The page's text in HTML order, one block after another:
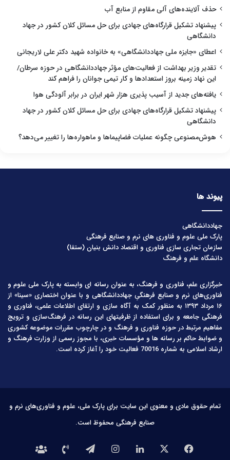
حذف آلاینده‌های آلی مقاوم از منابع آب
پیشنهاد تشکیل قرارگاه‌های جهادی برای حل مسائل کلان کشور در جهاد
دانشگاهی
اعطای «جایزه ملی جهاددانشگاهی» به خانواده شهید دکتر علی لاریجانی
تقدیر وزیر بهداشت از فعالیت‌های مؤثر جهاددانشگاهی در حوزه سرطان/
این نهاد زمینه بروز استعدادها و کار تیمی جوانان را فراهم کند
یافته‌های جدید از آسیب پذیری هزار شهر ایران در برابر آلودگی هوا
پیشنهاد تشکیل قرارگاه‌های جهادی برای حل مسائل کلان کشور در جهاد
دانشگاهی
هوش‌مصنوعی چگونه عملیات فضاپیماها و ماهواره‌ها را تغییر می‌دهد؟
پیوند ها
جهاددانشگاهی
پارک ملی علوم و فناوری های نرم و صنایع فرهنگی
سازمان تجاری سازی فناوری و اقتصاد دانش بنیان (ستفا)
دانشگاه علم و فرهنگ
خبرگزاری علم، فناوری و فرهنگ، به عنوان رسانه ای وابسته به پارک ملی علوم و
فناوری‌های نرم و صنایع فرهنگیِ جهاددانشگاهی و با عنوان اختصاری «سینا» از
۱۶ مرداد ۱۳۹۳ به منظور کمک به آگاه سازی و ارتقای اطلاعات علمی، فناوری و
فرهنگی جامعه و برای استفاده از ظرفیتهای این رسانه در فرهنگ‌سازی و ترویج
مفاهیم مرتبط در حوزه فناوری و فرهنگ و در چارچوب مقررات موضوعه کشوری
و ضوابط حاکم بر رسانه ها و مؤسسات خبری، با مجوز رسمی از وزارت فرهنگ و
ارشاد اسلامی به شماره 70016 فعالیت خود را آغاز کرده است.
تمام حقوق مادی و معنوی این سایت برای پارک ملی، علوم و فناوری‌های نرم و
صنایع فرهنگی محفوظ است.
فیس لینکدیناینستاگرامتلگرامتماس درباره